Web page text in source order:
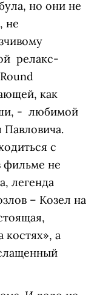
но они не
не
релакс-
как
- любимой
с
фильме не
легенда
– Козел на
костях», а